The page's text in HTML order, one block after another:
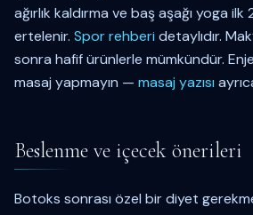
ağırlık kaldırma ve baş aşağı yoga
ertelenir. Spor rehberi detaylıdır.
sonra hafif ürünlerle mümkündür.
masaj yapmayın — masaj yazısı
Beslenme ve içecek önerileri
Botoks sonrası özel bir diyet